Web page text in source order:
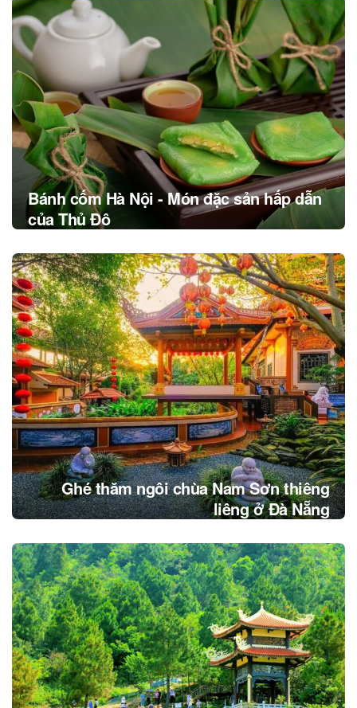
navigation
Bánh cốm Hà Nội - Món đặc sản hấp dẫn
của Thủ Đô
Ghé thăm ngôi chùa Nam Sơn thiêng
liêng ở Đà Nẵng